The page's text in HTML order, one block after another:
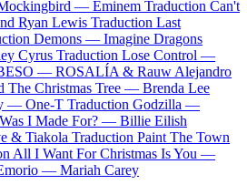
— Eminem Traduction Can't
Ryan Lewis Traduction Last
Demons — Imagine Dragons
Cyrus Traduction Lose Control —
— ROSALÍA & Rauw Alejandro
The Christmas Tree — Brenda Lee
— One-T Traduction Godzilla —
I Made For? — Billie Eilish
& Tiakola Traduction Paint The Town
All I Want For Christmas Is You —
— Mariah Carey